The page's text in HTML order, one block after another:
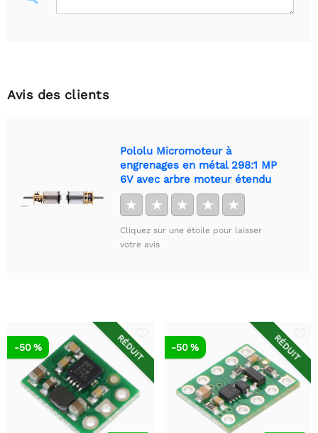
Avis des clients
Pololu Micromoteur à
engrenages en métal 298:1 MP
6V avec arbre moteur étendu
★ ★ ★ ★ ★
Cliquez sur une étoile pour laisser
votre avis
RÉDUIT
-50 % RÉDUIT
-50 %